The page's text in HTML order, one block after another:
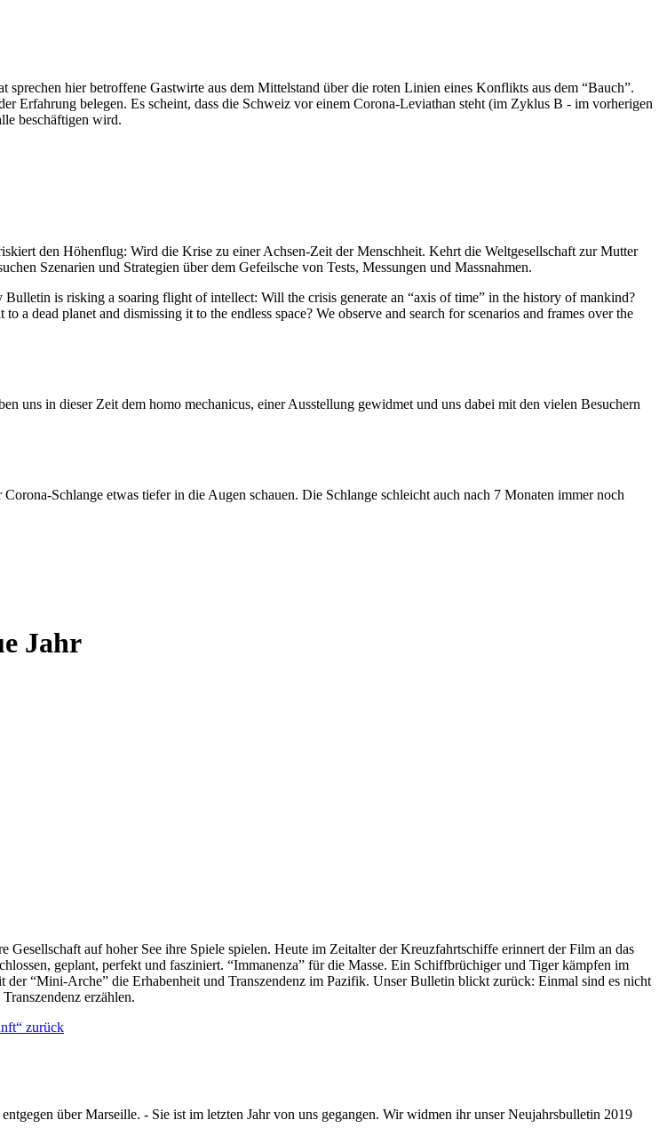
hier betroffene Gastwirte aus dem Mittelstand über die roten Linien eines Konflikts aus dem “Bauch”.
Erfahrung belegen. Es scheint, dass die Schweiz vor einem Corona-Leviathan steht (im Zyklus B - im vorherigen
beschäftigen wird.
den Höhenflug: Wird die Krise zu einer Achsen-Zeit der Menschheit. Kehrt die Weltgesellschaft zur Mutter
Szenarien und Strategien über dem Gefeilsche von Tests, Messungen und Massnahmen.
is risking a soaring flight of intellect: Will the crisis generate an “axis of time” in the history of mankind?
dead planet and dismissing it to the endless space? We observe and search for scenarios and frames over the
uns in dieser Zeit dem homo mechanicus, einer Ausstellung gewidmet und uns dabei mit den vielen Besuchern
Schlange etwas tiefer in die Augen schauen. Die Schlange schleicht auch nach 7 Monaten immer noch
Jahr
auf hoher See ihre Spiele spielen. Heute im Zeitalter der Kreuzfahrtschiffe erinnert der Film an das
geplant, perfekt und fasziniert. “Immanenza” für die Masse. Ein Schiffbrüchiger und Tiger kämpfen im
“Mini-Arche” die Erhabenheit und Transzendenz im Pazifik. Unser Bulletin blickt zurück: Einmal sind es nicht
erzählen.
zurück
über Marseille. - Sie ist im letzten Jahr von uns gegangen. Wir widmen ihr unser Neujahrsbulletin 2019